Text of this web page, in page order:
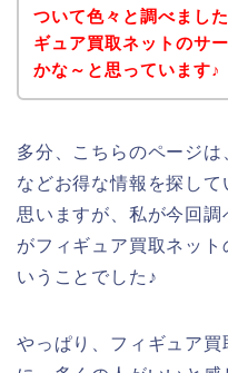
ついて色々と調べまし
ギュア買取ネットのサ
かな～と思っています♪
多分、こちらのページ
などお得な情報を探し
思いますが、私が今回調
がフィギュア買取ネッ
いうことでした♪
やっぱり、フィギュア買